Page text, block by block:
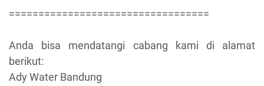
==================================
Anda bisa mendatangi cabang kami di alamat
berikut:
Ady Water Bandung